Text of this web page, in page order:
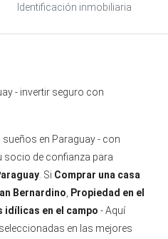
Identificación inmobiliaria
- invertir seguro con
en Paraguay - con
socio de confianza para
. Si Comprar una casa
Bernardino
Propiedad en el
idílicas en el campo - Aquí
en las mejores